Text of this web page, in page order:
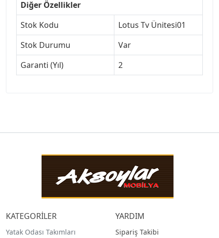
Diğer Özellikler
Stok Kodu
Lotus Tv Ünitesi01
Stok Durumu
Var
Garanti (Yıl)
2
KATEGORİLER
Yatak Odası Takımları
YARDIM
Sipariş Takibi